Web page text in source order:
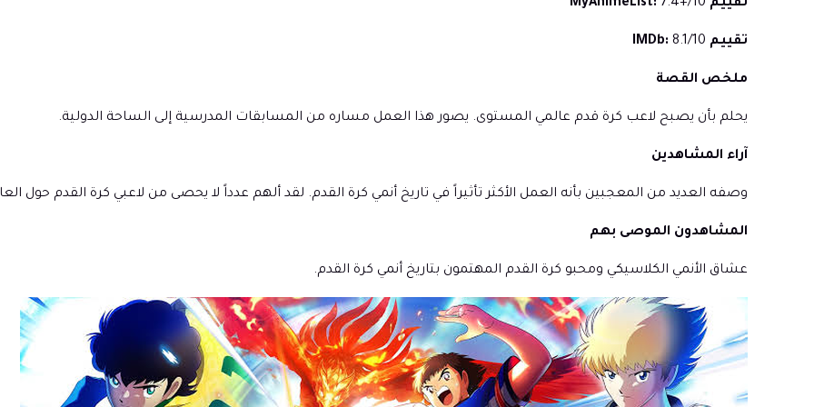
تقييم MyAnimeList: 7.4+/10
تقييم IMDb: 8.1/10
ملخص القصة
يحلم بأن يصبح لاعب كرة قدم عالمي المستوى. يصور هذا العمل مساره من المسابقات المدرسية إلى الساحة الدولية.
آراء المشاهدين
وصفه العديد من المعجبين بأنه العمل الأكثر تأثيراً في تاريخ أنمي كرة القدم. لقد ألهم عدداً لا يحصى من لاعبي كرة القدم حول
المشاهدون الموصى بهم
عشاق الأنمي الكلاسيكي ومحبو كرة القدم المهتمون بتاريخ أنمي كرة القدم.